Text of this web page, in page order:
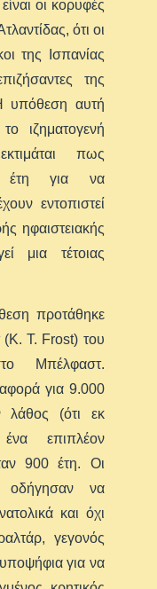
οι κορυφές
ότι οι
της Ισπανίας
της
υπόθεση αυτή
ιζηματογενή
πως
έτη για να
εντοπιστεί
ηφαιστειακής
μια τέτοιας
προτάθηκε
T. Frost) του
Μπέλφαστ.
για 9.000
λάθος (ότι εκ
επιπλέον
900 έτη. Οι
οδήγησαν να
και όχι
γεγονός
για να